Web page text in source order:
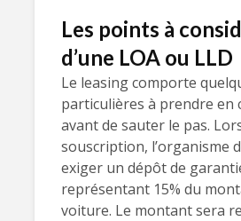
Les points à
d’une LOA ou LLD
Le leasing comporte
particulières à prendre en
avant de sauter le pas.
souscription, l’organisme
exiger un dépôt de
représentant 15% du
voiture. Le montant sera